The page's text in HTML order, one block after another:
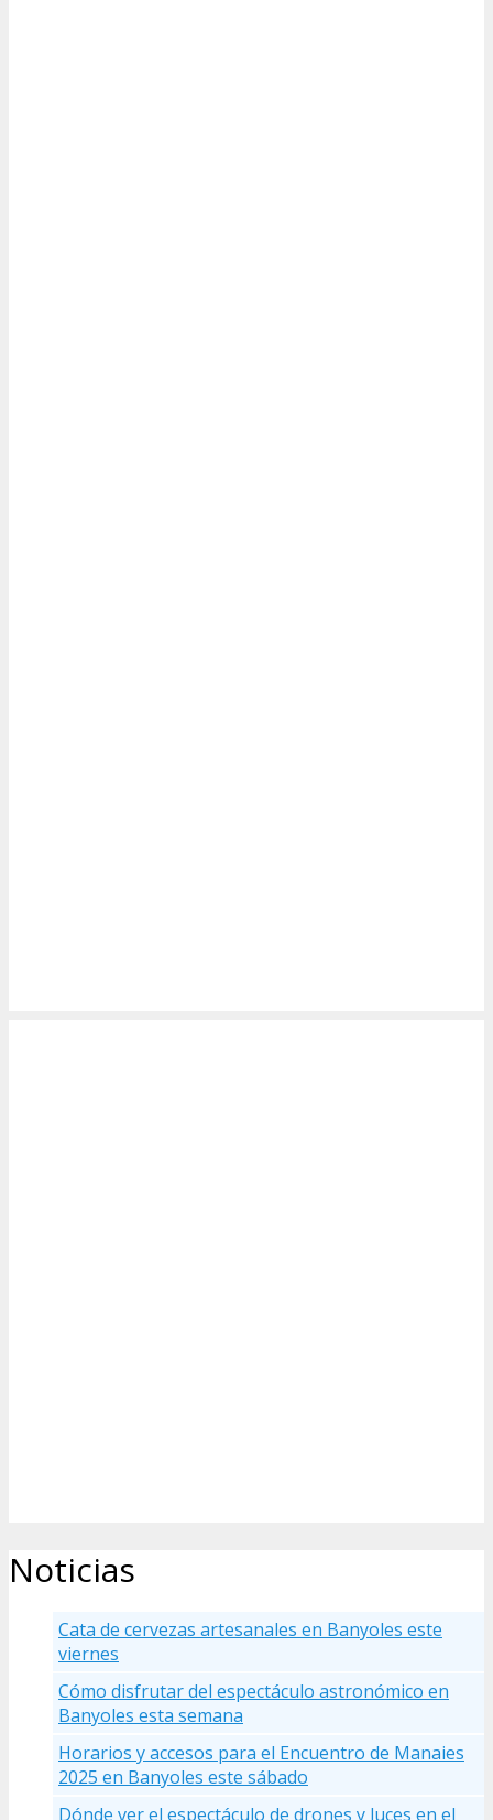
Noticias
Cata de cervezas artesanales en Banyoles este
viernes
Cómo disfrutar del espectáculo astronómico en
Banyoles esta semana
Horarios y accesos para el Encuentro de Manaies
2025 en Banyoles este sábado
Dónde ver el espectáculo de drones y luces en el